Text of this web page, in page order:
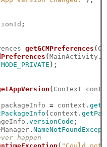
;
getGCMPreferences (
(MainActivity .
MODE_PRIVATE );
( Context
= context .
( context .
. versionCode ;
.
happen